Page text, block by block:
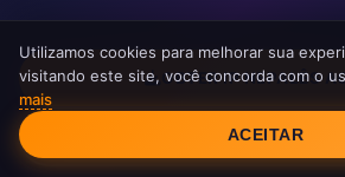
OBTER IP NEPALÊS
VER TODOS OS
Consentimento de
Utilizamos cookies para melhorar sua
visitando este site, você concorda com o
mais
ACEITAR